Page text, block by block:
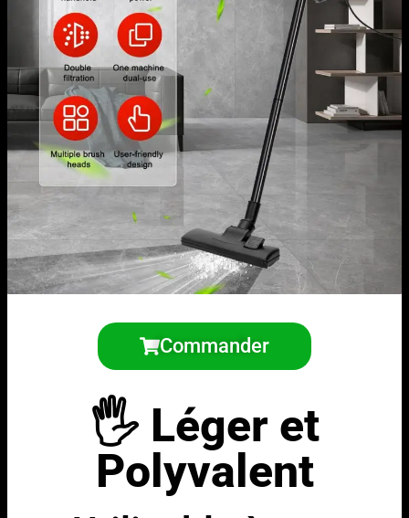
Commander
🖐️ Léger et
Polyvalent